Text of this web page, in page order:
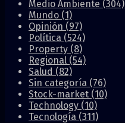
Medio Ambiente (304)
Mundo (1)
Opinión (97)
Política (524)
Property (8)
Regional (54)
Salud (82)
Sin categoría (76)
Stock-market (10)
Technology (10)
Tecnología (311)